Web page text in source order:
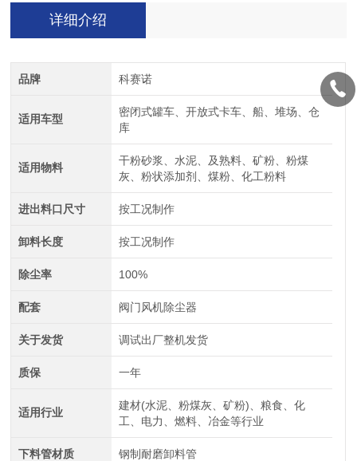
详细介绍
品牌 科赛诺
适用车型
密闭式罐车、开放式卡车、船、堆场、仓
库
适用物料
干粉砂浆、水泥、及熟料、矿粉、粉煤
灰、粉状添加剂、煤粉、化工粉料
进出料口尺寸 按工况制作
卸料长度 按工况制作
除尘率 100%
配套 阀门风机除尘器
关于发货 调试出厂整机发货
质保 一年
适用行业
建材(水泥、粉煤灰、矿粉)、粮食、化
工、电力、燃料、冶金等行业
下料管材质 钢制耐磨卸料管